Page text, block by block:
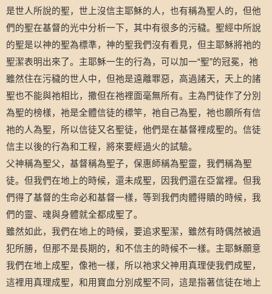
是世人所說的聖，世上沒信主耶穌的人，也有稱為聖人的，但他
們的聖在基督的光中分析一下，其中有很多的污穢。聖經中所說
的聖是以神的聖為標準，神的聖我們沒有看見，但主耶穌將祂的
聖潔表明出來了。主耶穌一生的行為，可以加一“聖”的冠冕，祂
雖然住在污穢的世人中，但祂是遠離罪惡，高過諸天，天上的諸
聖也不能與祂相比，撒但在祂裡面毫無所有。主為門徒作了分別
為聖的榜樣，祂是全體信徒的標竿，祂自己為聖，祂也願所有信
祂的人為聖，所以信徒又名聖徒，他們是在基督裡成聖的。信徒
信主以後的行為和工程，將來要經過火的試驗。
父神稱為聖父，基督稱為聖子，保惠師稱為聖靈，我們稱為聖
徒。但我們在地上的時候，還未成聖，因我們還在亞當裡。但我
們得了基督的生命必和基督一樣，等到我們肉體得贖的時候，我
們的靈、魂與身體就全都成聖了。
雖然如此，我們在地上的時候，要追求聖潔，雖然有時偶然被過
犯所勝，但那不是長期的，和不信主的時候不一樣。主耶穌願意
我們在地上成聖，像祂一樣，所以祂求父神用真理使我們成聖，
這裡用真理成聖，和用寶血分別成聖不同，這是指著信徒在地上